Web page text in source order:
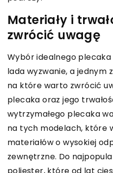
Materiały i
zwrócić uwagę
Wybór idealnego
lada wyzwanie, a jednym
na które warto zwrócić
plecaka oraz jego
wytrzymałego plecaka
na tych modelach, które
materiałów o wysokiej
zewnętrzne. Do